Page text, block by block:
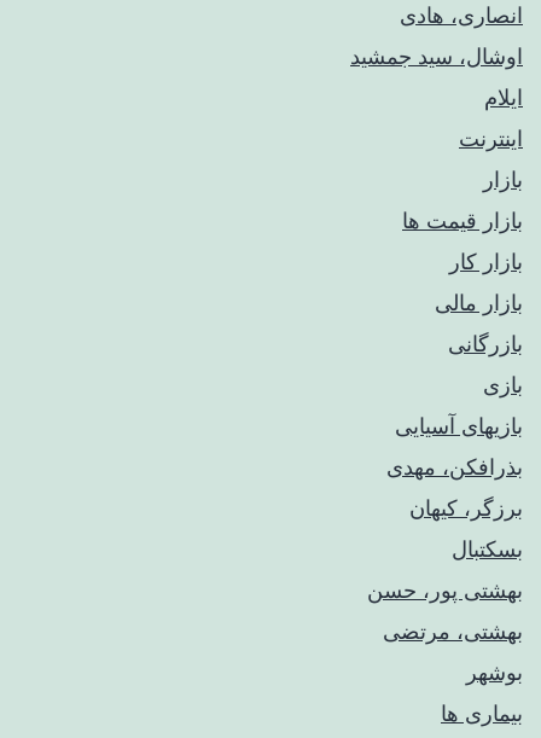
انصاری، هادی
اوشال، سید جمشید
ایلام
اینترنت
بازار
بازار قیمت ها
بازار کار
بازار مالی
بازرگانی
بازی
بازیهای آسیایی
بذرافکن، مهدی
برزگر، کیهان
بسکتبال
بهشتی پور، حسن
بهشتی، مرتضی
بوشهر
بیماری ها